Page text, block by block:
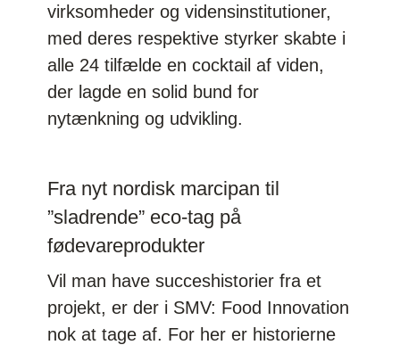
virksomheder og vidensinstitutioner,
med deres respektive styrker skabte i
alle 24 tilfælde en cocktail af viden,
der lagde en solid bund for
nytænkning og udvikling.
Fra nyt nordisk marcipan til
”sladrende” eco-tag på
fødevareprodukter
Vil man have succeshistorier fra et
projekt, er der i SMV: Food Innovation
nok at tage af. For her er historierne